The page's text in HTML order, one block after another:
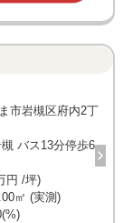
市岩槻区府内2丁
バス13分停歩6
円 /坪)
㎡ (実測)